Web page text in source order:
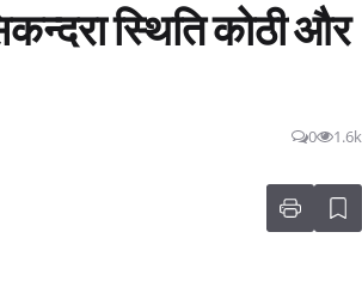
स्थिति कोठी और
0 1.6k